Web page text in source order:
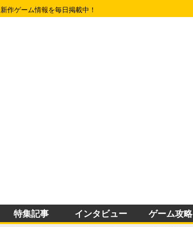
作ゲーム情報を毎日掲載中！
特集記事 インタビュー ゲーム攻略